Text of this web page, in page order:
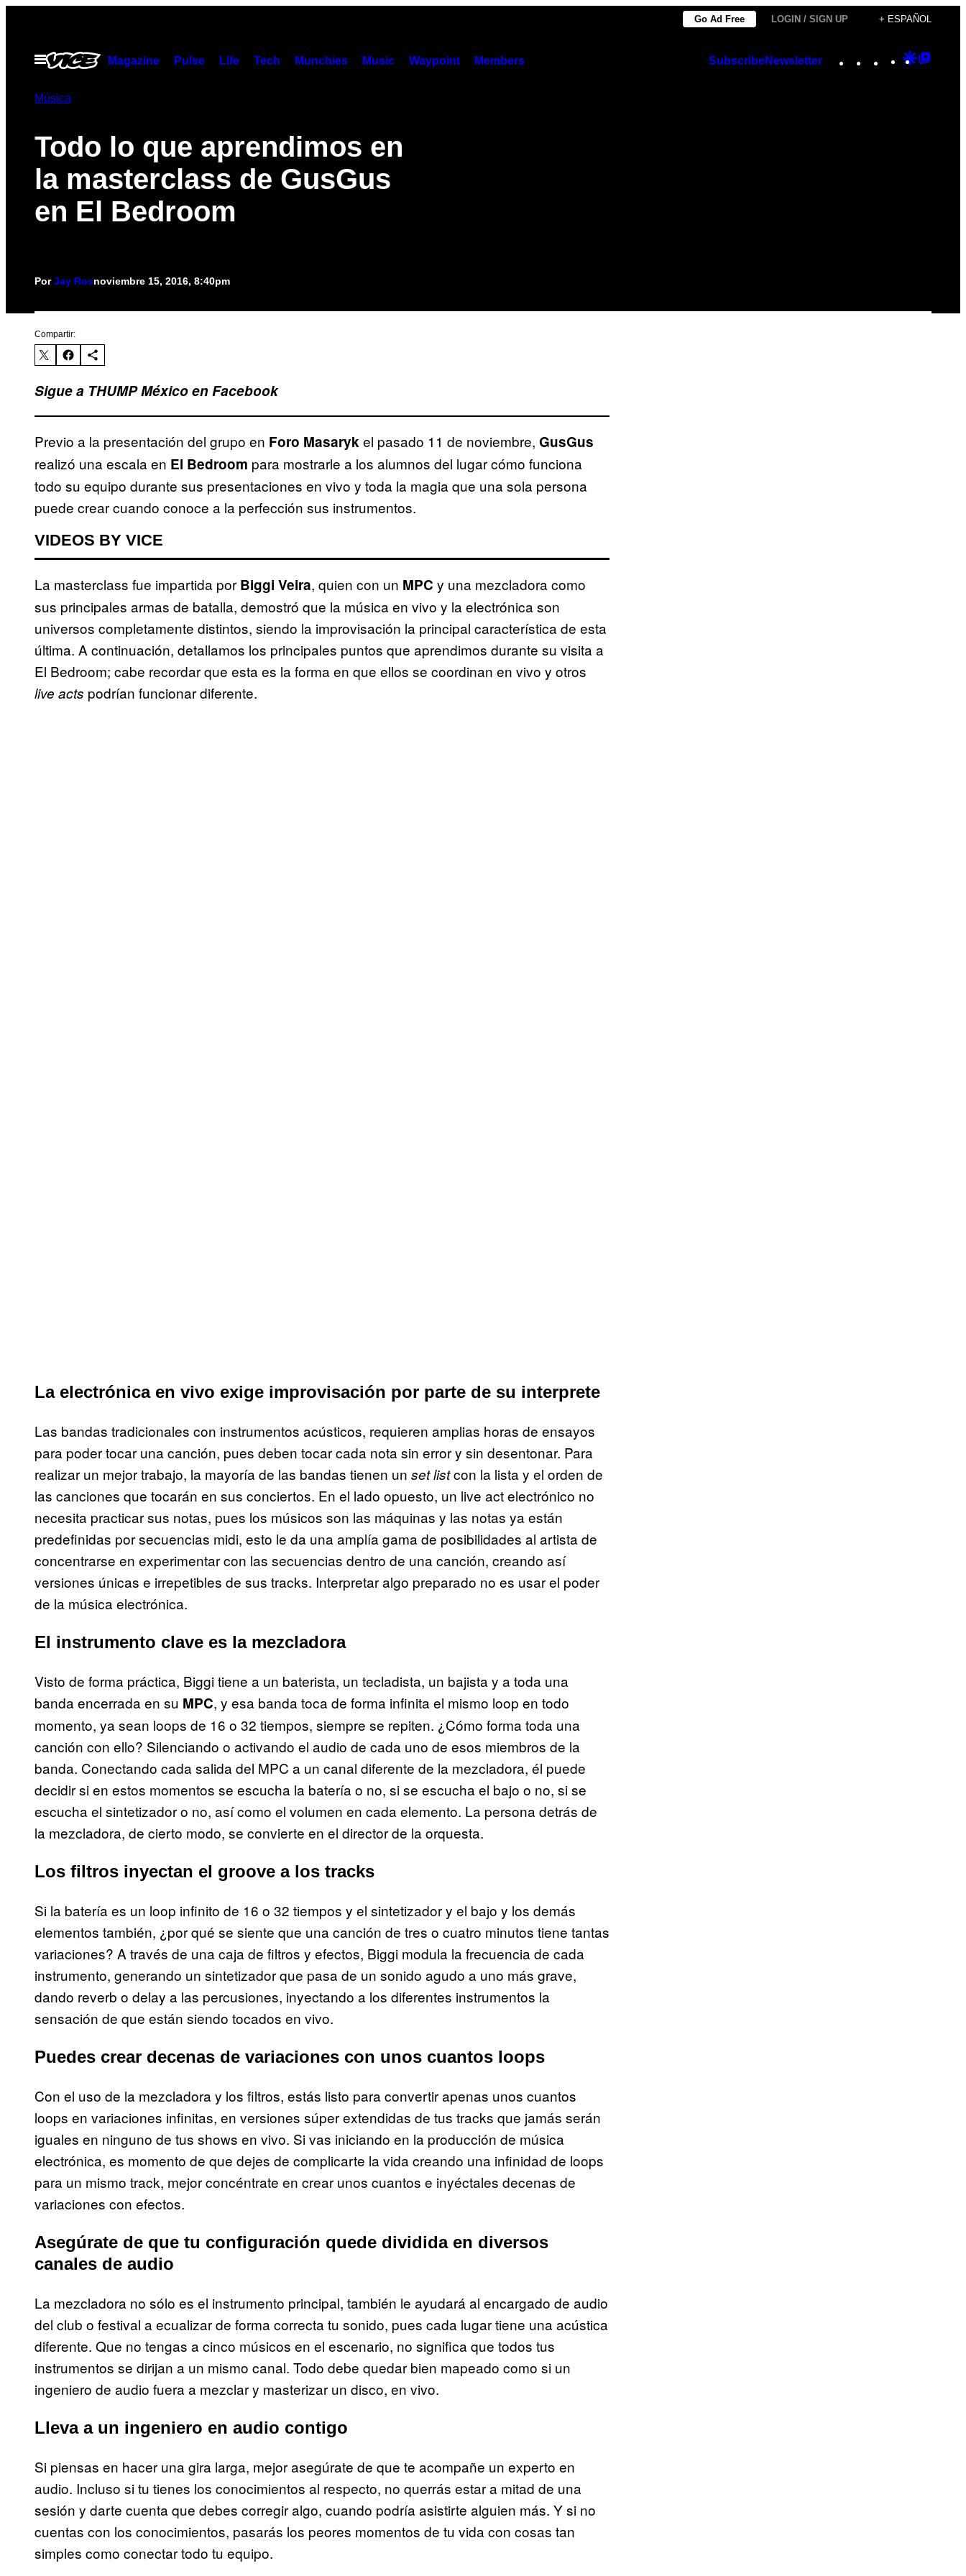
contenido
Go Ad Free LOGIN / SIGN UP + ESPAÑOL
Abrir
Menú
Magazine Pulse Life Tech Munchies Music Waypoint Members SubscribeNewsletter Instagram
TikTok
YouTube
Google
Música
Todo lo que aprendimos en
la masterclass de GusGus
en El Bedroom
PorJay Rosnoviembre 15, 2016, 8:40pm
Compartir:
Sigue a THUMP México en Facebook
Previo a la presentación del grupo en Foro Masarykel pasado 11 de noviembre, GusGus
realizó una escala en El Bedroom para mostrarle a los alumnos del lugar cómo funciona
todo su equipo durante sus presentaciones en vivo y toda la magia que una sola persona
puede crear cuando conoce a la perfección sus instrumentos.
VIDEOS BY VICE
La masterclass fue impartida por Biggi Veira, quien con un MPC y una mezcladora como
sus principales armas de batalla, demostró que la música en vivo y la electrónica son
universos completamente distintos, siendo la improvisación la principal característica de esta
última. A continuación, detallamos los principales puntos que aprendimos durante su visita a
El Bedroom; cabe recordar que esta es la forma en que ellos se coordinan en vivo y otros
live acts podrían funcionar diferente.
La electrónica en vivo exige improvisación por parte de su interprete
Las bandas tradicionales con instrumentos acústicos, requieren amplias horas de ensayos
para poder tocar una canción, pues deben tocar cada nota sin error y sin desentonar. Para
realizar un mejor trabajo, la mayoría de las bandas tienen un set listcon la lista y el orden de
las canciones que tocarán en sus conciertos. En el lado opuesto, un live act electrónico no
necesita practicar sus notas, pues los músicos son las máquinas y las notas ya están
predefinidas por secuencias midi, esto le da una amplía gama de posibilidades al artista de
concentrarse en experimentar con las secuencias dentro de una canción, creando así
versiones únicas e irrepetibles de sus tracks. Interpretar algo preparado no es usar el poder
de la música electrónica.
El instrumento clave es la mezcladora
Visto de forma práctica, Biggi tiene a un baterista, un tecladista, un bajista y a toda una
banda encerrada en su MPC, y esa banda toca de forma infinita el mismo loop en todo
momento, ya sean loops de 16 o 32 tiempos, siempre se repiten. ¿Cómo forma toda una
canción con ello? Silenciando o activando el audio de cada uno de esos miembros de la
banda. Conectando cada salida del MPC a un canal diferente de la mezcladora, él puede
decidir si en estos momentos se escucha la batería o no, si se escucha el bajo o no, si se
escucha el sintetizador o no, así como el volumen en cada elemento. La persona detrás de
la mezcladora, de cierto modo, se convierte en el director de la orquesta.
Los filtros inyectan el groove a los tracks
Si la batería es un loop infinito de 16 o 32 tiempos y el sintetizador y el bajo y los demás
elementos también, ¿por qué se siente que una canción de tres o cuatro minutos tiene tantas
variaciones? A través de una caja de filtros y efectos, Biggi modula la frecuencia de cada
instrumento, generando un sintetizador que pasa de un sonido agudo a uno más grave,
dando reverb o delay a las percusiones, inyectando a los diferentes instrumentos la
sensación de que están siendo tocados en vivo.
Puedes crear decenas de variaciones con unos cuantos loops
Con el uso de la mezcladora y los filtros, estás listo para convertir apenas unos cuantos
loops en variaciones infinitas, en versiones súper extendidas de tus tracks que jamás serán
iguales en ninguno de tus shows en vivo. Si vas iniciando en la producción de música
electrónica, es momento de que dejes de complicarte la vida creando una infinidad de loops
para un mismo track, mejor concéntrate en crear unos cuantos e inyéctales decenas de
variaciones con efectos.
Asegúrate de que tu configuración quede dividida en diversos
canales de audio
La mezcladora no sólo es el instrumento principal, también le ayudará al encargado de audio
del club o festival a ecualizar de forma correcta tu sonido, pues cada lugar tiene una acústica
diferente. Que no tengas a cinco músicos en el escenario, no significa que todos tus
instrumentos se dirijan a un mismo canal. Todo debe quedar bien mapeado como si un
ingeniero de audio fuera a mezclar y masterizar un disco, en vivo.
Lleva a un ingeniero en audio contigo
Si piensas en hacer una gira larga, mejor asegúrate de que te acompañe un experto en
audio. Incluso si tu tienes los conocimientos al respecto, no querrás estar a mitad de una
sesión y darte cuenta que debes corregir algo, cuando podría asistirte alguien más. Y si no
cuentas con los conocimientos, pasarás los peores momentos de tu vida con cosas tan
simples como conectar todo tu equipo.